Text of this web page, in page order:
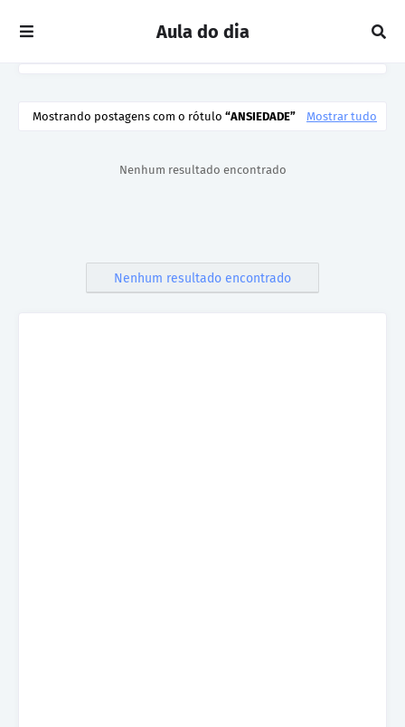
Aula do dia
Mostrando postagens com o rótulo ANSIEDADE Mostrar tudo
Nenhum resultado encontrado
Nenhum resultado encontrado